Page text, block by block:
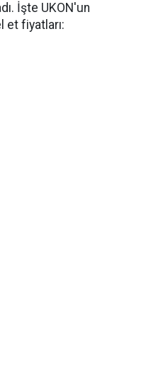
İşte UKON'un
et fiyatları: